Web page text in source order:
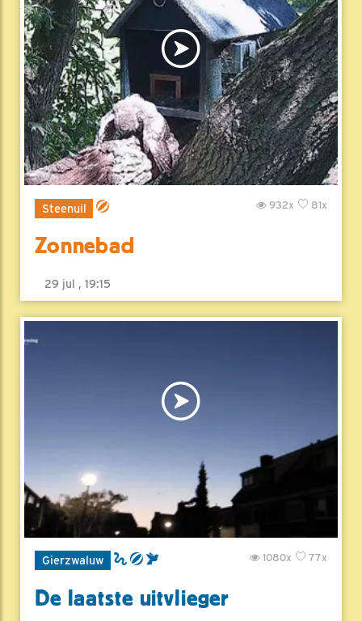
Steenuil 81x
932x
Zonnebad
29 jul , 19:15
Gierzwaluw 77x
1080x
De laatste uitvlieger